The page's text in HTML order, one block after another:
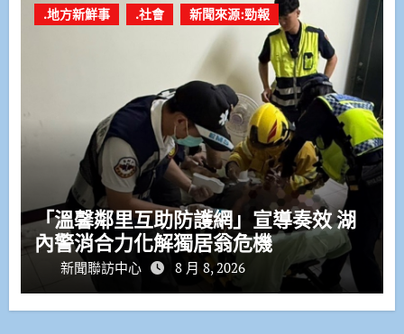
.地方新鮮事 .社會 新聞來源:勁報
「溫馨鄰里互助防護網」宣導奏效 湖
內警消合力化解獨居翁危機
新聞聯訪中心 8 月 8, 2026